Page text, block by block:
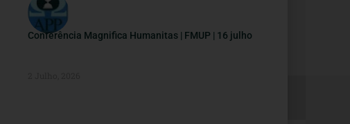
Conferência Magnifica Humanitas | FMUP | 16 julho